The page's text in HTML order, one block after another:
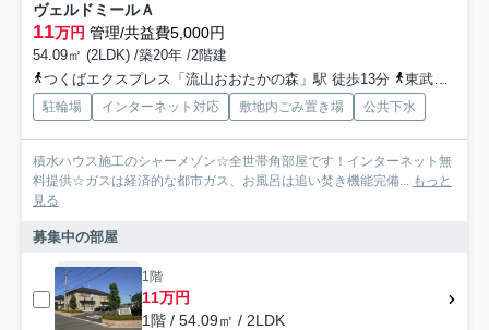
ヴェルドミールＡ
11万円 管理/共益費5,000円
54.09㎡ (2LDK) /築20年 /2階建
つくばエクスプレス「流山おおたかの森」駅 徒歩13分
東武野田線「初石」駅 徒歩12分
駐輪場 インターネット対応 敷地内ごみ置き場 公共下水
積水ハウス施工のシャーメゾン☆全世帯角部屋です！インターネット無
料提供☆ガスは経済的な都市ガス、お風呂は追い焚き機能完備... もっと
見る
募集中の部屋
1階
11万円
1階 / 54.09㎡ / 2LDK